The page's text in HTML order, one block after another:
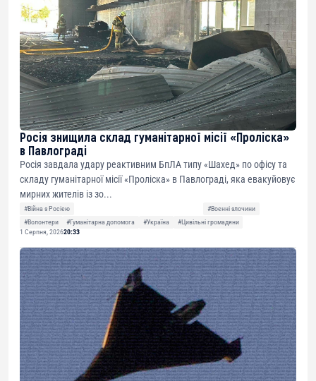
Росія знищила склад гуманітарної місії «Проліска»
в Павлограді
Росія завдала удару реактивним БпЛА типу «Шахед» по офісу та
складу гуманітарної місії «Проліска» в Павлограді, яка евакуйовує
мирних жителів із зо...
#Війна з Росією
#Воєнні злочини
#Волонтери
#Гуманітарна допомога #Україна
#Цивільні громадяни
1 Серпня, 202620:33